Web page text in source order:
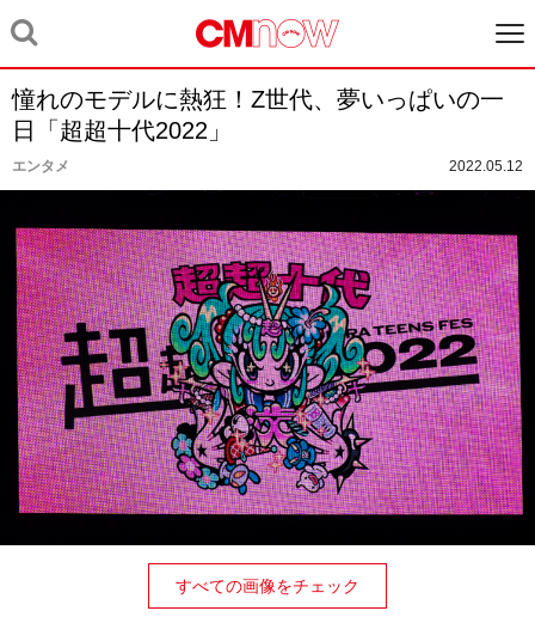
憧れのモデルに熱狂！Z世代、夢いっぱいの一
日「超超十代2022」
エンタメ 2022.05.12
すべての画像をチェック